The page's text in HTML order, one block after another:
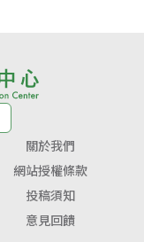
關於我們
網站授權條款
投稿須知
意見回饋